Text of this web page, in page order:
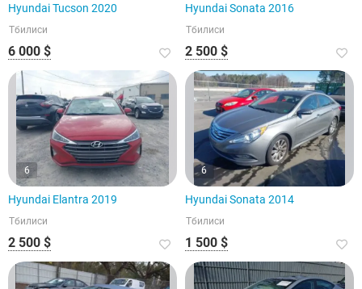
Hyundai Tucson 2020
Тбилиси
6 000 $
Hyundai Sonata 2016
Тбилиси
2 500 $
6
Hyundai Elantra 2019
Тбилиси
2 500 $
6
Hyundai Sonata 2014
Тбилиси
1 500 $